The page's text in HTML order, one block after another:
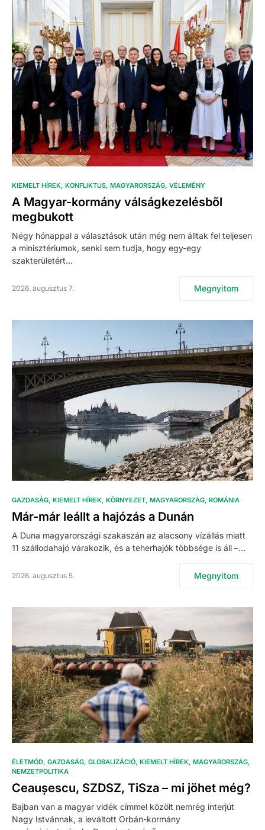
KIEMELT HÍREK KONFLIKTUS MAGYARORSZÁG VÉLEMÉNY
A Magyar-kormány válságkezelésből
megbukott
Négy hónappal a választások után még nem álltak fel teljesen
a minisztériumok, senki sem tudja, hogy egy-egy
szakterületért…
2026. augusztus 7. Megnyitom
GAZDASÁG KIEMELT HÍREK KÖRNYEZET MAGYARORSZÁG ROMÁNIA
Már-már leállt a hajózás a Dunán
A Duna magyarországi szakaszán az alacsony vízállás miatt
11 szállodahajó várakozik, és a teherhajók többsége is áll –…
2026. augusztus 5. Megnyitom
ÉLETMÓD GAZDASÁG GLOBALIZÁCIÓ KIEMELT HÍREK MAGYARORSZÁG
NEMZETPOLITIKA
Ceaușescu, SZDSZ, TiSza – mi jöhet még?
Bajban van a magyar vidék címmel közölt nemrég interjút
Nagy Istvánnak, a leváltott Orbán-kormány